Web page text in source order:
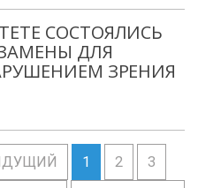
СОСТОЯЛИСЬ
ДЛЯ
ЗРЕНИЯ
1 2 3